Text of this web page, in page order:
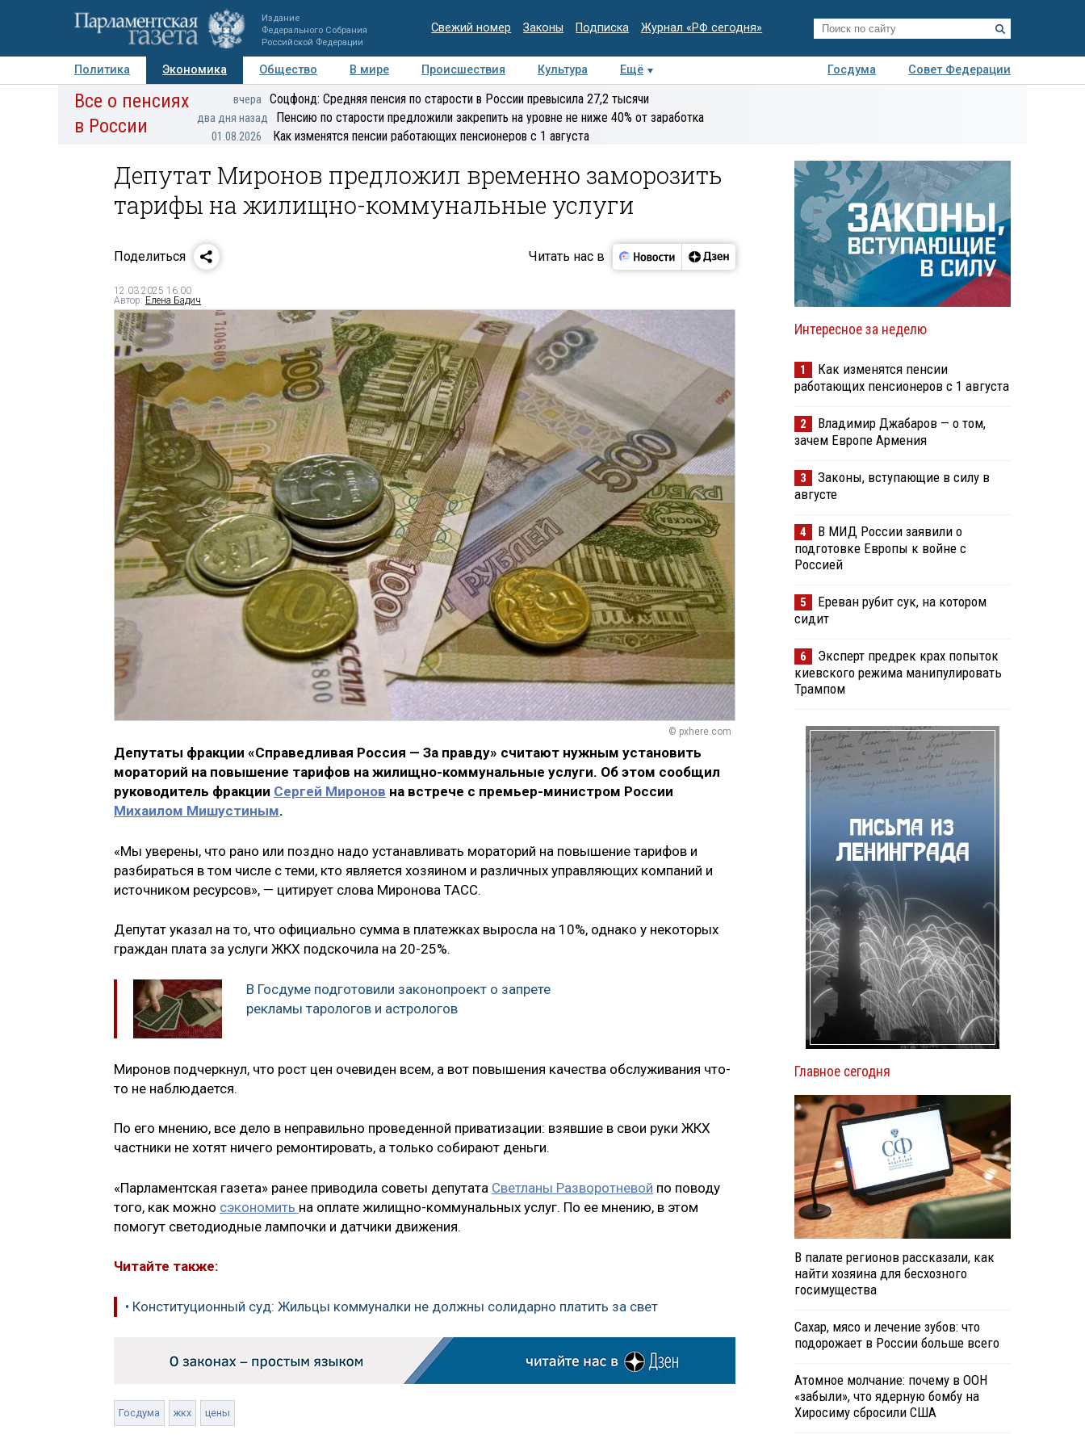
Издание
Федерального Собрания
Российской Федерации
Свежий номер Законы Подписка Журнал «РФ сегодня»
Политика Экономика Общество В мире Происшествия Культура Ещё Госдума
Совет Федерации
Авторы Персоны Мнения Регионы Медиацентр Интервью Колумнисты
экспертиза
Все о пенсиях
в России
вчера Соцфонд: Средняя пенсия по старости в России превысила 27,2 тысячи
два дня назад Пенсию по старости предложили закрепить на уровне не ниже 40% от заработка
01.08.2026 Как изменятся пенсии работающих пенсионеров с 1 августа
Депутат Миронов предложил временно заморозить
тарифы на жилищно-коммунальные услуги
Поделиться Читать нас в
12.03.2025 16:00
Автор: Елена Бадич
© pxhere.com
Депутаты фракции «Справедливая Россия — За правду» считают нужным установить
мораторий на повышение тарифов на жилищно-коммунальные услуги. Об этом сообщил
руководитель фракции Сергей Миронов на встрече с премьер-министром России
Михаилом Мишустиным.
«Мы уверены, что рано или поздно надо устанавливать мораторий на повышение тарифов и
разбираться в том числе с теми, кто является хозяином и различных управляющих компаний и
источником ресурсов», — цитирует слова Миронова ТАСС.
Депутат указал на то, что официально сумма в платежках выросла на 10%, однако у некоторых
граждан плата за услуги ЖКХ подскочила на 20-25%.
В Госдуме подготовили законопроект о запрете
рекламы тарологов и астрологов
Миронов подчеркнул, что рост цен очевиден всем, а вот повышения качества обслуживания что-
то не наблюдается.
По его мнению, все дело в неправильно проведенной приватизации: взявшие в свои руки ЖКХ
частники не хотят ничего ремонтировать, а только собирают деньги.
«Парламентская газета» ранее приводила советы депутата Светланы Разворотневой по поводу
того, как можно сэкономить на оплате жилищно-коммунальных услуг. По ее мнению, в этом
помогут светодиодные лампочки и датчики движения.
Читайте также:
• Конституционный суд: Жильцы коммуналки не должны солидарно платить за свет
Госдума жкх цены
Интересное за неделю
1
Как изменятся пенсии
работающих пенсионеров с 1 августа
2
Владимир Джабаров — о том,
зачем Европе Армения
3
Законы, вступающие в силу в
августе
4
В МИД России заявили о
подготовке Европы к войне с
Россией
5
Ереван рубит сук, на котором
сидит
6
Эксперт предрек крах попыток
киевского режима манипулировать
Трампом
Главное сегодня
В палате регионов рассказали, как
найти хозяина для бесхозного
госимущества
Сахар, мясо и лечение зубов: что
подорожает в России больше всего
Атомное молчание: почему в ООН
«забыли», что ядерную бомбу на
Хиросиму сбросили США